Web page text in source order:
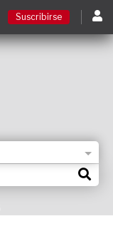
Suscribirse